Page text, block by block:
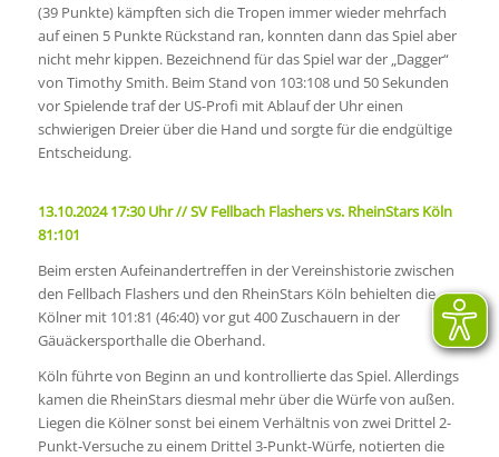
(39 Punkte) kämpften sich die Tropen immer wieder mehrfach
auf einen 5 Punkte Rückstand ran, konnten dann das Spiel aber
nicht mehr kippen. Bezeichnend für das Spiel war der „Dagger“
von Timothy Smith. Beim Stand von 103:108 und 50 Sekunden
vor Spielende traf der US-Profi mit Ablauf der Uhr einen
schwierigen Dreier über die Hand und sorgte für die endgültige
Entscheidung.
13.10.2024 17:30 Uhr // SV Fellbach Flashers vs. RheinStars Köln
81:101
Beim ersten Aufeinandertreffen in der Vereinshistorie zwischen
den Fellbach Flashers und den RheinStars Köln behielten die
Kölner mit 101:81 (46:40) vor gut 400 Zuschauern in der
Gäuäckersporthalle die Oberhand.
Köln führte von Beginn an und kontrollierte das Spiel. Allerdings
kamen die RheinStars diesmal mehr über die Würfe von außen.
Liegen die Kölner sonst bei einem Verhältnis von zwei Drittel 2-
Punkt-Versuche zu einem Drittel 3-Punkt-Würfe, notierten die